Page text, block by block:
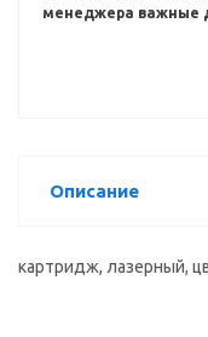
менеджера важные
Описание
картридж, лазерный,